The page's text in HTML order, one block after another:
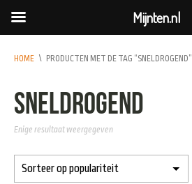
HOME \ PRODUCTEN MET DE TAG “SNELDROGEND”
sneldrogend
Enige resultaat weergegeven
Mijnten.nl